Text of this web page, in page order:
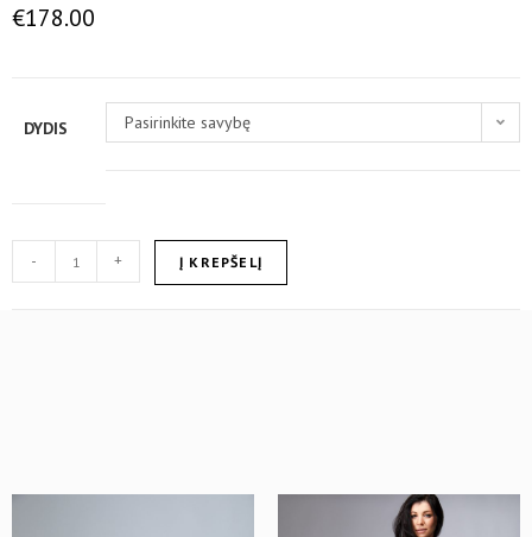
€178.00
DYDIS Pasirinkite savybę
- + Į KREPŠELĮ